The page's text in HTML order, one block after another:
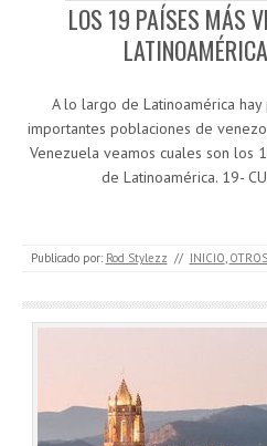
LOS 19 PAÍSES MÁS
A lo largo de Latinoamérica hay
importantes poblaciones de
Venezuela veamos cuales son los
de Latinoamérica. 19-
Publicado por: Rod Stylezz // INICIO, OTROS